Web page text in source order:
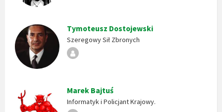
Tymoteusz Dostojewski
Szeregowy Sił Zbronych
Republika
Marek Bajtuś
Informatyk i Policjant Krajowy.